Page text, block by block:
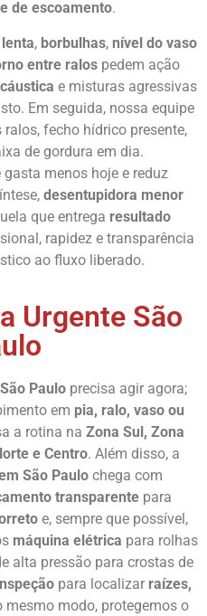
de escoamento.
, borbulhas, nível do vaso
entre ralospedem ação
e misturas agressivas
Em seguida, nossa equipe
fecho hídrico presente,
de gordura em dia.
menos hoje e reduz
desentupidora menor
que entrega resultado
rapidez e transparência
ao fluxo liberado.
Urgente São
Pauloprecisa agir agora;
em pia, ralo, vaso ou
a rotina na Zona Sul, Zona
e Centro. Além disso, a
São Paulo chega com
transparente para
e, sempre que possível,
máquina elétrica para rolhas
alta pressão para crostas de
para localizar raízes,
mesmo modo, protegemos o